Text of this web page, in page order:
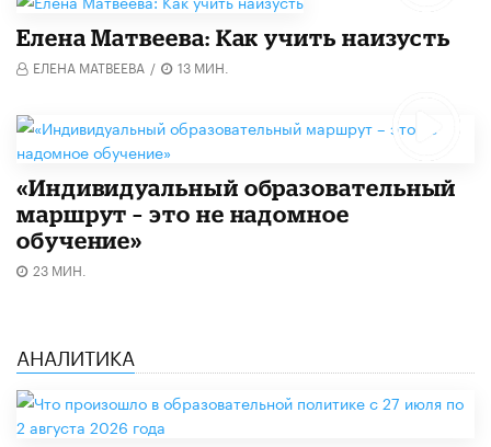
Елена Матвеева: Как учить наизусть
ЕЛЕНА МАТВЕЕВА / 13 МИН.
«Индивидуальный образовательный
маршрут – это не надомное
обучение»
23 МИН.
АНАЛИТИКА